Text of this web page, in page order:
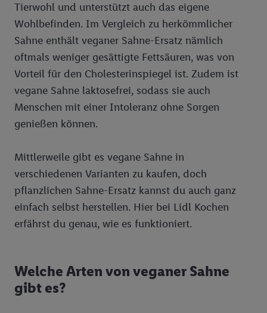
Tierwohl und unterstützt auch das eigene
Wohlbefinden. Im Vergleich zu herkömmlicher
Sahne enthält veganer Sahne-Ersatz nämlich
oftmals weniger gesättigte Fettsäuren, was von
Vorteil für den Cholesterinspiegel ist. Zudem ist
vegane Sahne laktosefrei, sodass sie auch
Menschen mit einer Intoleranz ohne Sorgen
genießen können.
Mittlerweile gibt es vegane Sahne in
verschiedenen Varianten zu kaufen, doch
pflanzlichen Sahne-Ersatz kannst du auch ganz
einfach selbst herstellen. Hier bei Lidl Kochen
erfährst du genau, wie es funktioniert.
Welche Arten von veganer Sahne
gibt es?